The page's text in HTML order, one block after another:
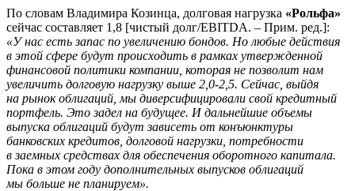
По словам Владимира Козинца, долговая нагрузка «Рольфа»
сейчас составляет 1,8 [чистый долг/EBITDA. – Прим. ред.]:
«У нас есть запас по увеличению бондов. Но любые действия
в этой сфере будут происходить в рамках утвержденной
финансовой политики компании, которая не позволит нам
увеличить долговую нагрузку выше 2,0-2,5. Сейчас, выйдя
на рынок облигаций, мы диверсифицировали свой кредитный
портфель. Это задел на будущее. И дальнейшие объемы
выпуска облигаций будут зависеть от конъюнктуры
банковских кредитов, долговой нагрузки, потребности
в заемных средствах для обеспечения оборотного капитала.
Пока в этом году дополнительных выпусков облигаций
мы больше не планируем».